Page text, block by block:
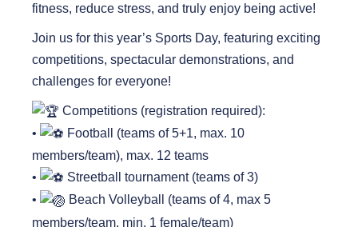
fitness, reduce stress, and truly enjoy being active!
Join us for this year’s Sports Day, featuring exciting
competitions, spectacular demonstrations, and
challenges for everyone!
Competitions (registration required):
•
Football (teams of 5+1, max. 10
members/team), max. 12 teams
•
Streetball tournament (teams of 3)
•
Beach Volleyball (teams of 4, max 5
members/team, min. 1 female/team)